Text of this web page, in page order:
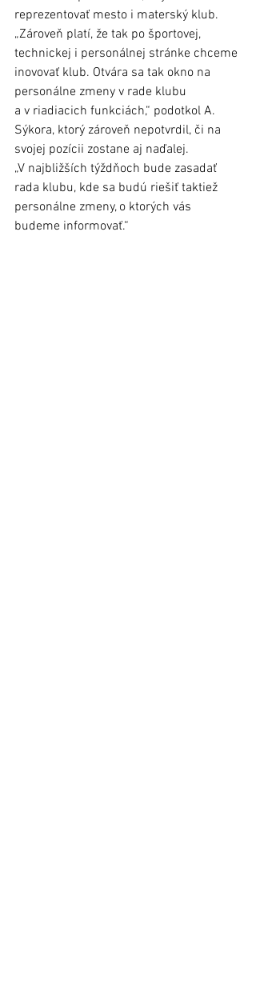
reprezentovať mesto i materský klub.
„Zároveň platí, že tak po športovej,
technickej i personálnej stránke chceme
inovovať klub. Otvára sa tak okno na
personálne zmeny v rade klubu
a v riadiacich funkciách,“ podotkol A.
Sýkora, ktorý zároveň nepotvrdil, či na
svojej pozícii zostane aj naďalej.
„V najbližších týždňoch bude zasadať
rada klubu, kde sa budú riešiť taktiež
personálne zmeny, o ktorých vás
budeme informovať.“